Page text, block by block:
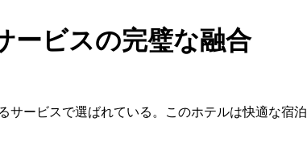
ービスの完璧な融合
ービスで選ばれている。このホテルは快適な宿